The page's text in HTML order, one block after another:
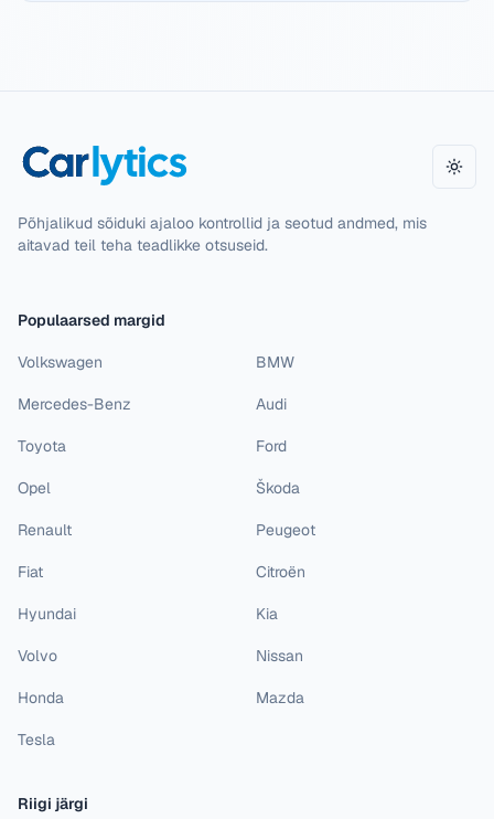
Põhjalikud sõiduki ajaloo kontrollid ja seotud andmed, mis
aitavad teil teha teadlikke otsuseid.
Populaarsed margid
Volkswagen BMW
Mercedes-Benz Audi
Toyota Ford
Opel Škoda
Renault Peugeot
Fiat Citroën
Hyundai Kia
Volvo Nissan
Honda Mazda
Tesla
Riigi järgi